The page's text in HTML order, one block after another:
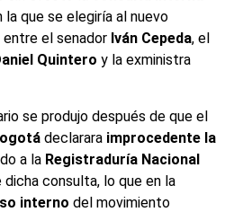
la que se elegiría al nuevo
entre el senador Iván Cepeda, el
Quintero y la exministra
se produjo después de que el
declarara improcedente la
a la Registraduría Nacional
consulta, lo que en la
interno del movimiento